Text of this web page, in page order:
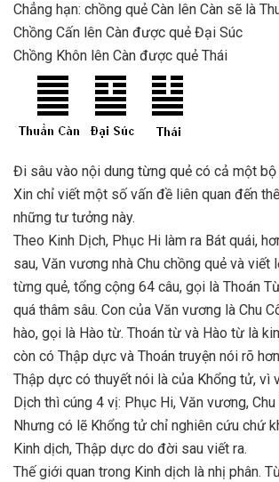
Chẳng hạn: chồng quẻ Càn lên Càn sẽ là
Chồng Cấn lên Càn được quẻ Đại Súc
Chồng Khôn lên Càn được quẻ Thái
Đi sâu vào nội dung từng quẻ có cả một
Xin chỉ viết một số vấn đề liên quan đến
những tư tưởng này.
Theo Kinh Dịch, Phục Hi làm ra Bát quái,
sau, Văn vương nhà Chu chồng quẻ và viết
từng quẻ, tổng cộng 64 câu, gọi là Thoán
quá thâm sâu. Con của Văn vương là Chu
hào, gọi là Hào từ. Thoán từ và Hào từ là
còn có Thập dực và Thoán truyện nói rõ
Thập dực có thuyết nói là của Khổng tử, vì
Dịch thì cúng 4 vị: Phục Hi, Văn vương,
Nhưng có lẽ Khổng tử chỉ nghiên cứu chứ
Kinh dịch, Thập dực do đời sau viết ra.
Thế giới quan trong Kinh dịch là nhị phân.